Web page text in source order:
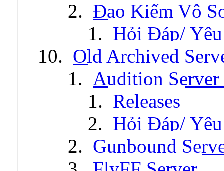
Đao Kiếm Vô
Hỏi Đáp/
Old Archived
Audition Server
Releases
Hỏi Đáp/
Gunbound